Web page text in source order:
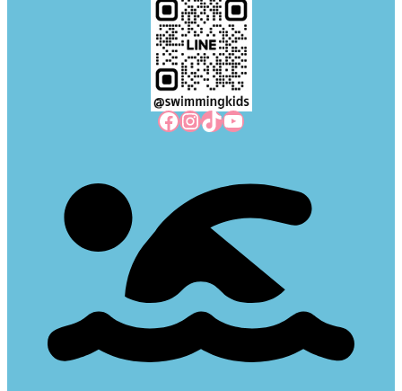
Facebook
Instagram
TikTok
YouTube